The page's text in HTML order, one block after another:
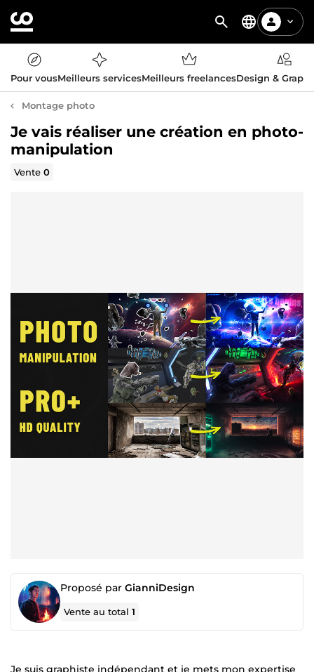
Pour vousMeilleurs servicesMeilleurs freelancesDesign &
Montage photo
Je vais réaliser une création en photo-
manipulation
Vente0
Proposé par GianniDesign
Vente au total1
Je suis graphiste indépendant et je mets mon expertise